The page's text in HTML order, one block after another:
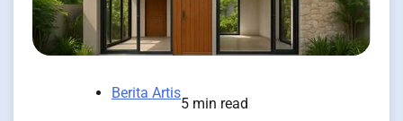
Berita Artis
5 min read